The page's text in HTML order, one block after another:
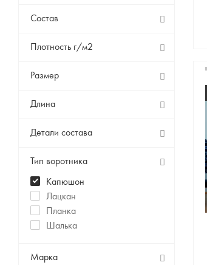
Состав
Плотность г/м2
Размер
Длина
Детали состава
Тип воротника
Капюшон
Лацкан
Планка
Шалька
Марка